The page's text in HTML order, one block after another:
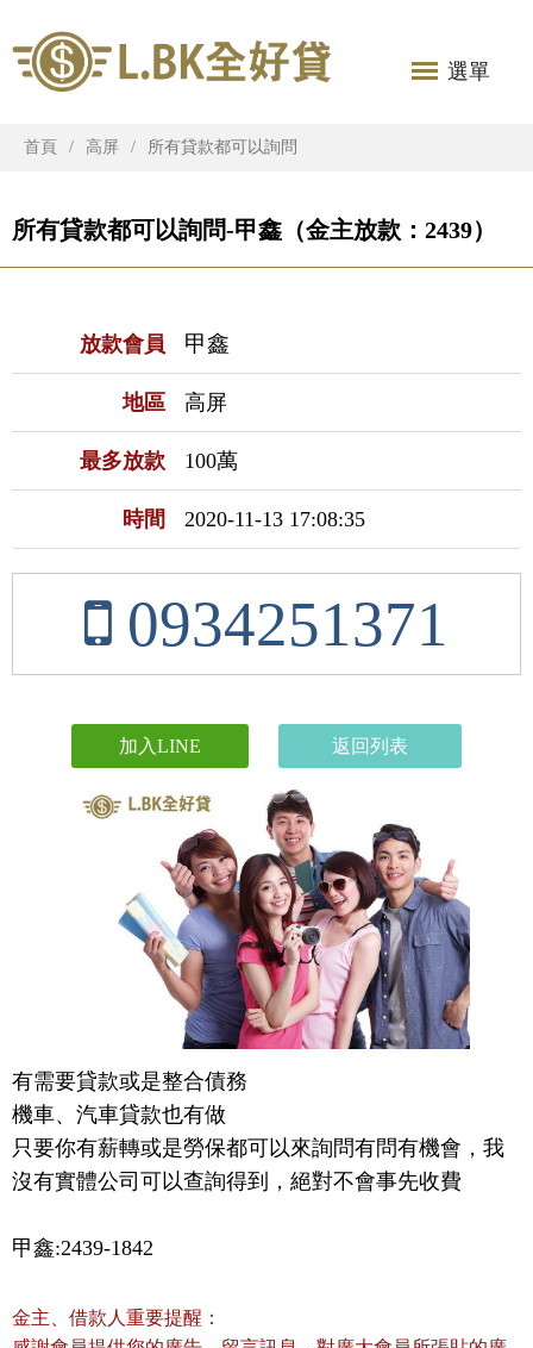
選單
首頁 高屏 所有貸款都可以詢問
所有貸款都可以詢問-甲鑫（金主放款：2439）
放款會員 甲鑫
地區 高屏
最多放款 100萬
時間 2020-11-13 17:08:35
0934251371
加入LINE 返回列表
有需要貸款或是整合債務
機車、汽車貸款也有做
只要你有薪轉或是勞保都可以來詢問有問有機會，我
沒有實體公司可以查詢得到，絕對不會事先收費
甲鑫:2439-1842
金主、借款人重要提醒：